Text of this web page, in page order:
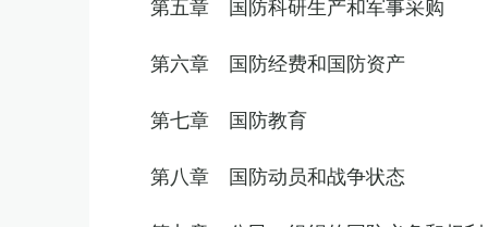
第六章 国防经费和国防资产
第七章 国防教育
第八章 国防动员和战争状态